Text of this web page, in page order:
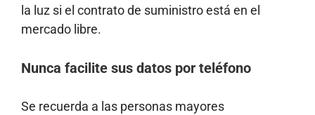
la luz si el contrato de suministro está en el
mercado libre.
Nunca facilite sus datos por teléfono
Se recuerda a las personas mayores